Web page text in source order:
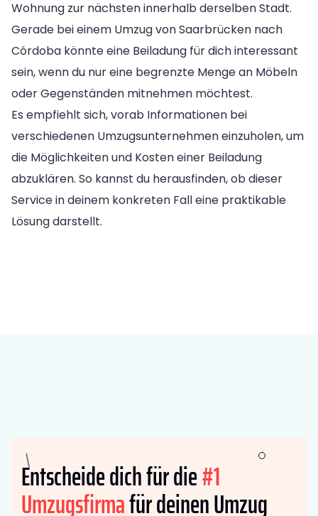
Wohnung zur nächsten innerhalb derselben Stadt.
Gerade bei einem Umzug von Saarbrücken nach
Córdoba könnte eine Beiladung für dich interessant
sein, wenn du nur eine begrenzte Menge an Möbeln
oder Gegenständen mitnehmen möchtest.
Es empfiehlt sich, vorab Informationen bei
verschiedenen Umzugsunternehmen einzuholen, um
die Möglichkeiten und Kosten einer Beiladung
abzuklären. So kannst du herausfinden, ob dieser
Service in deinem konkreten Fall eine praktikable
Lösung darstellt.
Entscheide dich für die#1
Umzugsfirmafür deinen Umzug